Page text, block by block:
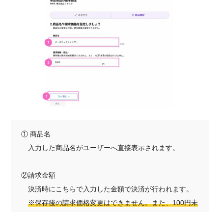
① 商品名
入力した商品名がユーザーへ直接表示されます。
②請求金額
決済時にこちらで入力した金額で決済が行われます。
※保存後の請求価格変更はできません。また、100円未